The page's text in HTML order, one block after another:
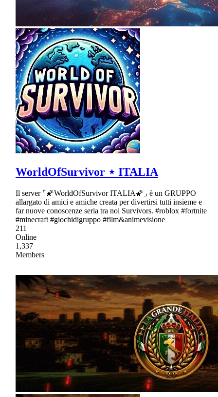
WorldOfSurvivor ⋆ ITALIA
Il server ⌜🌠WorldOfSurvivor ITALIA🌠⌟ è un GRUPPO
allargato di amici e amiche creata per divertirsi tutti insieme e
far nuove conoscenze seria tra noi Survivors. #roblox #fortnite
#minecraft #giochidigruppo #film&animevisione
211
Online
1,337
Members